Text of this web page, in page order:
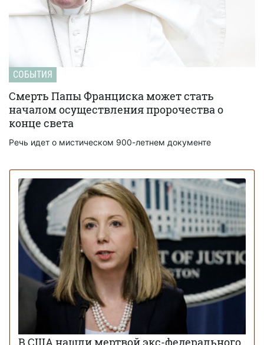
СОБЫТИЯ
Смерть Папы Франциска может стать
началом осуществления пророчества о
конце света
Речь идет о мистическом 900-летнем документе